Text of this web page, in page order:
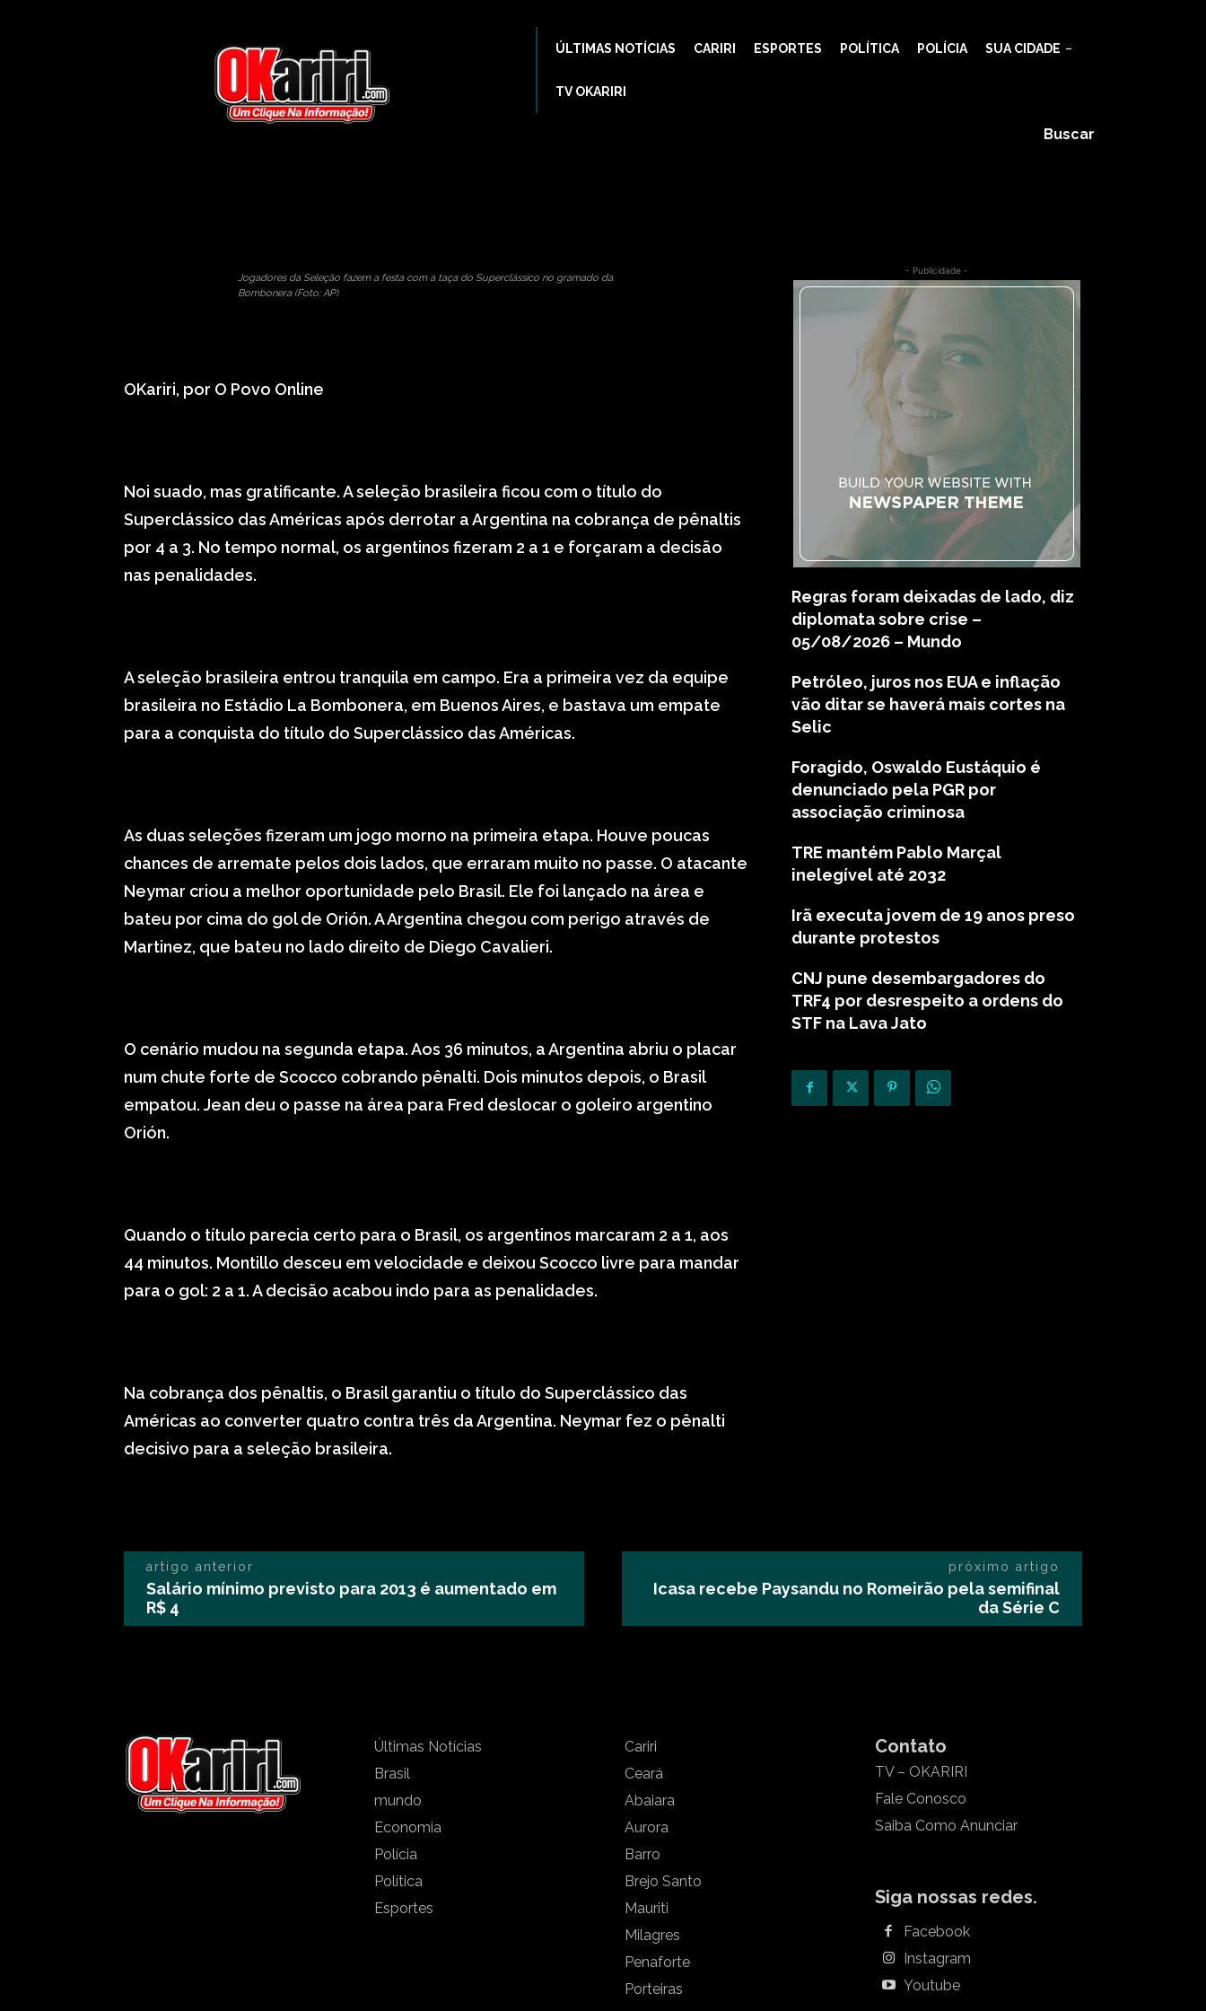
ÚLTIMAS NOTÍCIAS CARIRI ESPORTES POLÍTICA POLÍCIA SUA CIDADE
TV OKARIRI
Buscar
22/11/2012
Jogadores da Seleção fazem a festa com a taça do Superclássico no gramado da
Bombonera (Foto: AP)
OKariri, por O Povo Online
Noi suado, mas gratificante. A seleção brasileira ficou com o título do
Superclássico das Américas após derrotar a Argentina na cobrança de pênaltis
por 4 a 3. No tempo normal, os argentinos fizeram 2 a 1 e forçaram a decisão
nas penalidades.
A seleção brasileira entrou tranquila em campo. Era a primeira vez da equipe
brasileira no Estádio La Bombonera, em Buenos Aires, e bastava um empate
para a conquista do título do Superclássico das Américas.
As duas seleções fizeram um jogo morno na primeira etapa. Houve poucas
chances de arremate pelos dois lados, que erraram muito no passe. O atacante
Neymar criou a melhor oportunidade pelo Brasil. Ele foi lançado na área e
bateu por cima do gol de Orión. A Argentina chegou com perigo através de
Martinez, que bateu no lado direito de Diego Cavalieri.
O cenário mudou na segunda etapa. Aos 36 minutos, a Argentina abriu o placar
num chute forte de Scocco cobrando pênalti. Dois minutos depois, o Brasil
empatou. Jean deu o passe na área para Fred deslocar o goleiro argentino
Orión.
Quando o título parecia certo para o Brasil, os argentinos marcaram 2 a 1, aos
44 minutos. Montillo desceu em velocidade e deixou Scocco livre para mandar
para o gol: 2 a 1. A decisão acabou indo para as penalidades.
Na cobrança dos pênaltis, o Brasil garantiu o título do Superclássico das
Américas ao converter quatro contra três da Argentina. Neymar fez o pênalti
decisivo para a seleção brasileira.
- Publicidade -
Regras foram deixadas de lado, diz
diplomata sobre crise –
05/08/2026 – Mundo
Petróleo, juros nos EUA e inflação
vão ditar se haverá mais cortes na
Selic
Foragido, Oswaldo Eustáquio é
denunciado pela PGR por
associação criminosa
TRE mantém Pablo Marçal
inelegível até 2032
Irã executa jovem de 19 anos preso
durante protestos
CNJ pune desembargadores do
TRF4 por desrespeito a ordens do
STF na Lava Jato
artigo anterior
Salário mínimo previsto para 2013 é aumentado em
R$ 4
próximo artigo
Icasa recebe Paysandu no Romeirão pela semifinal
da Série C
Últimas Notícias
Brasil
mundo
Economia
Polícia
Política
Esportes
Cariri
Ceará
Abaiara
Aurora
Barro
Brejo Santo
Mauriti
Milagres
Penaforte
Porteiras
Contato
TV – OKARIRI
Fale Conosco
Saiba Como Anunciar
Siga nossas redes.
Facebook
Instagram
Youtube